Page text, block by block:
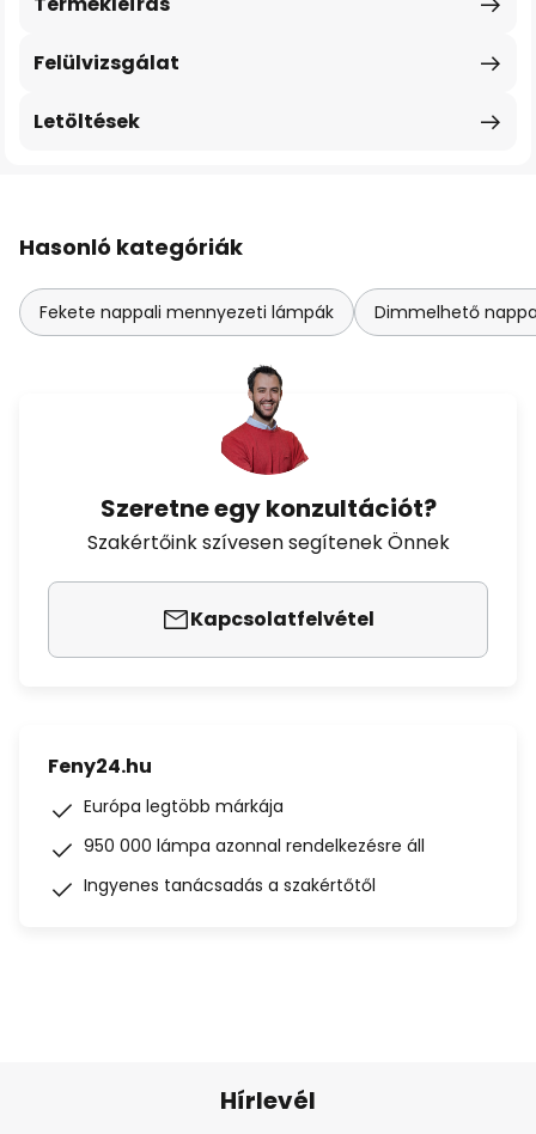
Felülvizsgálat
Letöltések
Hasonló kategóriák
Fekete nappali mennyezeti lámpák Dimmelhető
Szeretne egy konzultációt?
Szakértőink szívesen segítenek Önnek
Kapcsolatfelvétel
Feny24.hu
Európa legtöbb márkája
950 000 lámpa azonnal rendelkezésre áll
Ingyenes tanácsadás a szakértőtől
Hírlevél